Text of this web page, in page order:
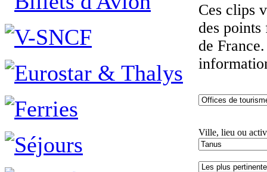
Ces clips
des
de
Ville, lieu ou